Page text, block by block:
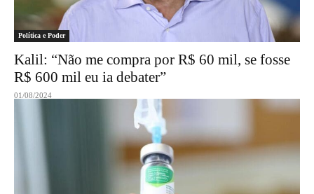
Política e Poder
Kalil: “Não me compra por R$ 60 mil, se fosse
R$ 600 mil eu ia debater”
01/08/2024